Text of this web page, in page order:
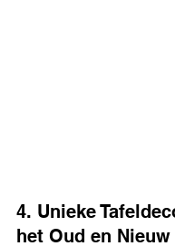
4. Unieke
het Oud en